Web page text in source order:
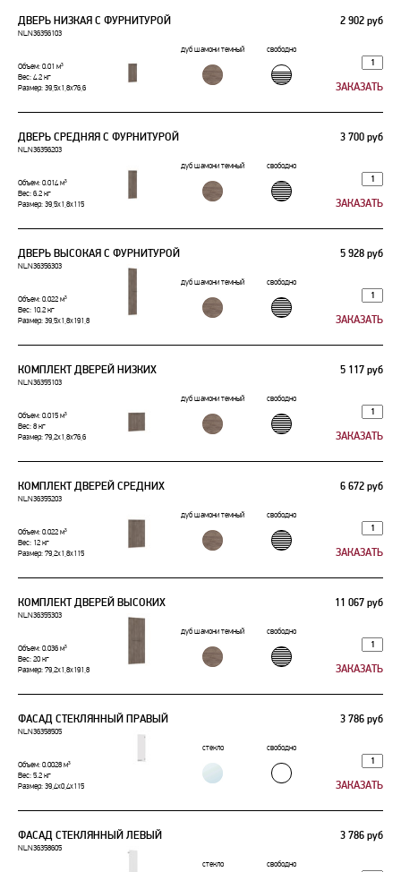
ДВЕРЬ НИЗКАЯ С ФУРНИТУРОЙ 2 902 руб
NLN36356103
дуб шамони темный
свободно
Объем: 0.01 м³
Вес: 4.2 кг
Размер: 39,5x1,8x76,6
ДВЕРЬ СРЕДНЯЯ С ФУРНИТУРОЙ 3 700 руб
NLN36356203
дуб шамони темный
свободно
Объем: 0.014 м³
Вес: 6.2 кг
Размер: 39,5x1,8x115
ДВЕРЬ ВЫСОКАЯ С ФУРНИТУРОЙ 5 928 руб
NLN36356303
дуб шамони темный
свободно
Объем: 0.022 м³
Вес: 10.2 кг
Размер: 39,5x1,8x191,8
КОМПЛЕКТ ДВЕРЕЙ НИЗКИХ 5 117 руб
NLN36355103
дуб шамони темный
свободно
Объем: 0.015 м³
Вес: 8 кг
Размер: 79,2x1,8x76,6
КОМПЛЕКТ ДВЕРЕЙ СРЕДНИХ 6 672 руб
NLN36355203
дуб шамони темный
свободно
Объем: 0.022 м³
Вес: 12 кг
Размер: 79,2x1,8x115
КОМПЛЕКТ ДВЕРЕЙ ВЫСОКИХ 11 067 руб
NLN36355303
дуб шамони темный
свободно
Объем: 0.036 м³
Вес: 20 кг
Размер: 79,2x1,8x191,8
ФАСАД СТЕКЛЯННЫЙ ПРАВЫЙ 3 786 руб
NLN36358505
стекло
свободно
Объем: 0.0028 м³
Вес: 5.2 кг
Размер: 39,4x0,4x115
ФАСАД СТЕКЛЯННЫЙ ЛЕВЫЙ 3 786 руб
NLN36358605
стекло
свободно